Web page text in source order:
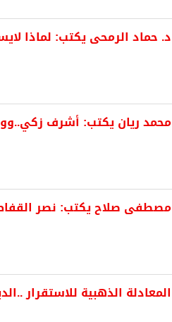
د. حماد الرمحى يكتب: لماذا
محمد ريان يكتب: أشرف
مصطفى صلاح يكتب: نصر
المعادلة الذهبية للاستقرار